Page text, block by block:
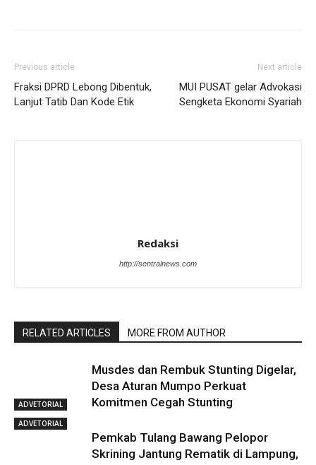
Previous article
Fraksi DPRD Lebong Dibentuk,
Lanjut Tatib Dan Kode Etik
Next article
MUI PUSAT gelar Advokasi
Sengketa Ekonomi Syariah
Redaksi
http://sentralnews.com
RELATED ARTICLES MORE FROM AUTHOR
ADVETORIAL
Musdes dan Rembuk Stunting Digelar,
Desa Aturan Mumpo Perkuat
Komitmen Cegah Stunting
ADVETORIAL
Pemkab Tulang Bawang Pelopor
Skrining Jantung Rematik di Lampung,